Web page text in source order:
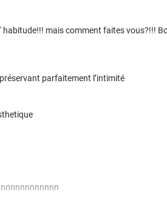
habitude!!! mais comment faites vous?!!!
parfaitement l’intimité